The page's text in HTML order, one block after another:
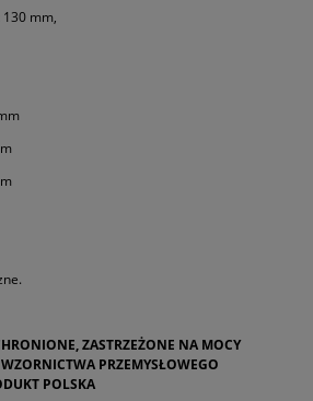
mm,
ZASTRZEŻONE NA MOCY
PRZEMYSŁOWEGO
POLSKA